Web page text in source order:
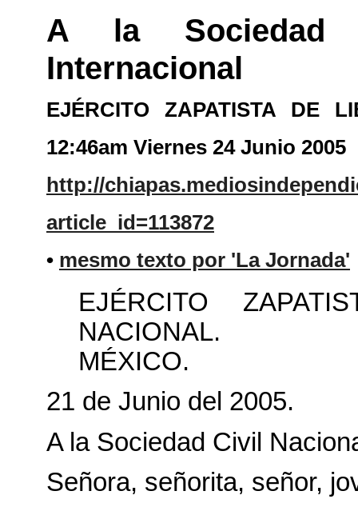
A la Sociedad
Internacional
EJÉRCITO ZAPATISTA DE
12:46am Viernes 24 Junio 2005
http://
article_id=113872
• mesmo texto por 'La Jornada'
EJÉRCITO
NACIONAL.
MÉXICO.
21 de Junio del 2005.
A la Sociedad Civil
Señora, señorita, señor,